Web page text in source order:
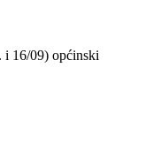
i 16/09) općinski